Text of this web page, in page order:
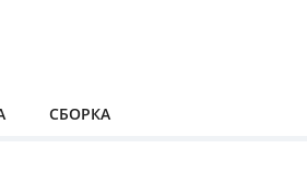
СБОРКА